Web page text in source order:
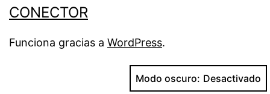
CONECTOR
Funciona gracias a WordPress.
Modo oscuro: